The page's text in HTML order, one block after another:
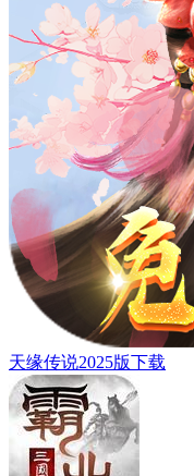
天缘传说2025版下载